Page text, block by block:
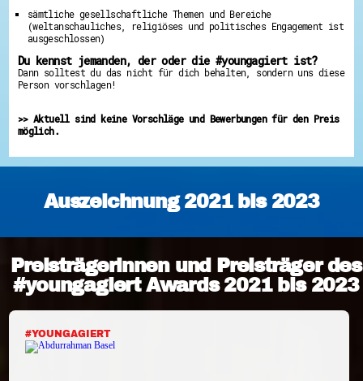
sämtliche gesellschaftliche Themen und Bereiche
(weltanschauliches, religiöses und politisches Engagement ist
ausgeschlossen)
Du kennst jemanden, der oder die #youngagiert ist?
Dann solltest du das nicht für dich behalten, sondern uns diese
Person vorschlagen!
>> Aktuell sind keine Vorschläge und Bewerbungen für den Preis
möglich.
Auszeichnung 2021 bis 2023
Preisträgerinnen und Preisträger des
#youngagiert Awards 2021 bis 2023
#YOUNGAGIERT